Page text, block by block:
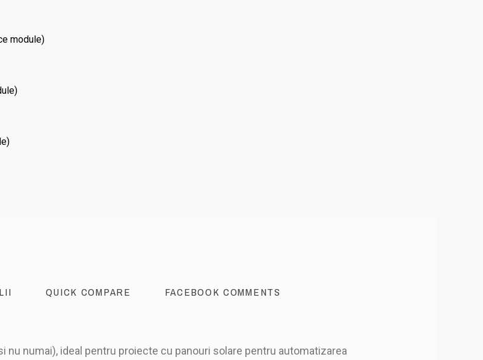
module)
QUICK COMPARE FACEBOOK COMMENTS
nu numai), ideal pentru proiecte cu panouri solare pentru automatizarea